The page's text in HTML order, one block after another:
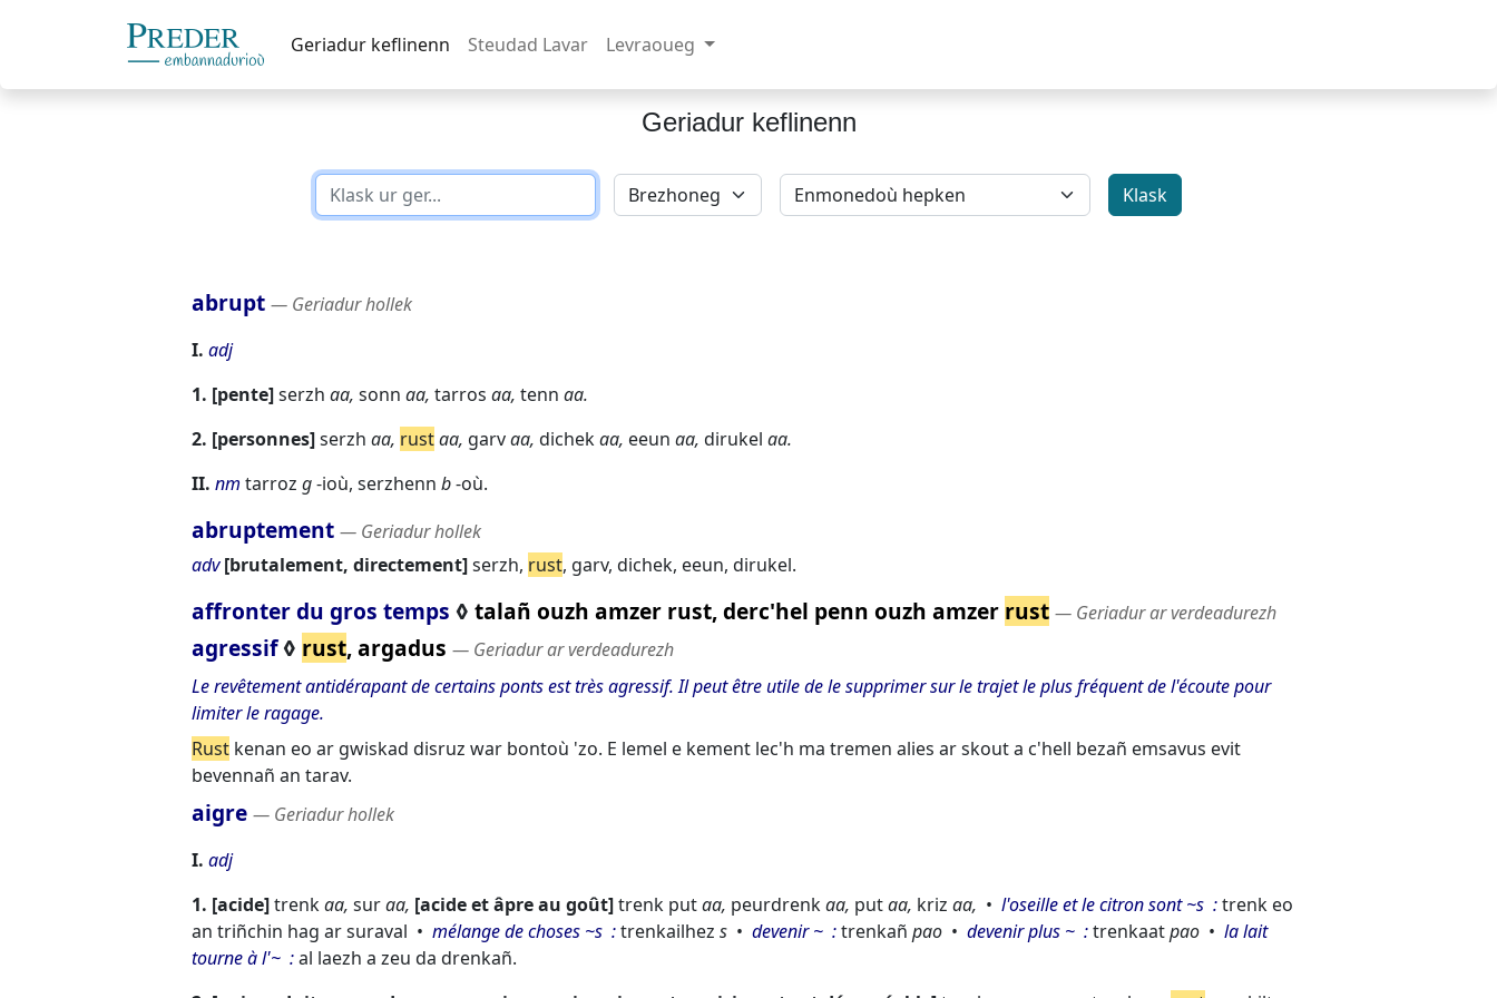
Geriadur keflinenn Steudad Lavar Levraoueg
Geriadur keflinenn
abrupt ― Geriadur hollek
I. adj
1. pente serzh aa, sonn aa, tarros aa, tenn aa.
2. personnes serzh aa, rustaa, garvaa, dichekaa, eeun aa, dirukel aa.
II. nm tarroz g-ioù, serzhenn b-où.
abruptement ― Geriadur hollek
adv brutalement, directement serzh, rust, garv, dichek, eeun, dirukel.
affronter du gros temps ◊ talañ ouzh amzer rust, derc'hel penn ouzh amzer rust ― Geriadur ar verdeadurezh
agressif◊ rust, argadus ― Geriadur ar verdeadurezh
Le revêtement antidérapant de certains ponts est très agressif. Il peut être utile de le supprimer sur le trajet le plus fréquent de l'écoute pour
limiter le ragage.
Rust kenan eo ar gwiskad disruz war bontoù 'zo. E lemel e kement lec'h ma tremen alies ar skout a c'hell bezañ emsavus evit
bevennañ an tarav.
aigre ― Geriadur hollek
I. adj
1. acide trenkaa, suraa, acide et âpre au goût trenk putaa, peurdrenkaa, putaa, kriz aa, l'oseille et le citron sont ~s
trenk eo
an triñchin hag ar suraval
mélange de choses ~s trenkailhez s devenir ~ trenkañ pao devenir plus ~ trenkaatpao
la lait
tourne à l'~
al laezh a zeu da drenkañ.